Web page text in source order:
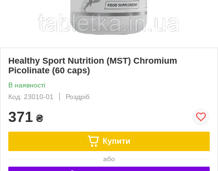
Healthy Sport Nutrition (MST) Chromium
Picolinate (60 caps)
В наявності
Код: 23010-01
Роздріб
371 ₴
Купити
або